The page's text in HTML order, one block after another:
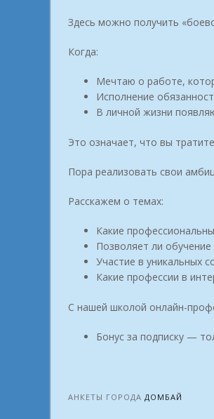
Здесь можно получить
Когда:
Мечтаю о работе,
Исполнение
В личной жизни
Это означает, что вы
Пора реализовать свои
Расскажем о темах:
Какие
Позволяет ли обучение
Участие в уникальных
Какие профессии в
С нашей школой онлайн-
Бонус за подписку —
АНКЕТЫ ГОРОДА ДОМБАЙ